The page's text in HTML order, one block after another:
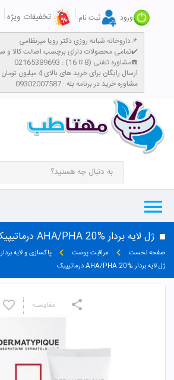
ورود ثبت نام تخفیفات ویژه
داروخانه شبانه روزی دکتر رویا میرنظامی📌
تمامی محصولات دارای برچسب اصالت کالا و سیب سلامت میباشند✔️
مشاوره تلفنی (8 تا 16) : 02165389693☎️
​ارسال رایگان برای خرید های بالای 4 میلیون تومان با پست پیشتاز
مشاوره خرید در برنامه بله : 09302007587
ژل لایه بردار AHA/PHA 20% درماتیپیک
صفحه نخست مراقبت پوست پاکسازی و لایه بردار
ژل لایه بردار AHA/PHA 20% درماتیپیک
مقایسـه